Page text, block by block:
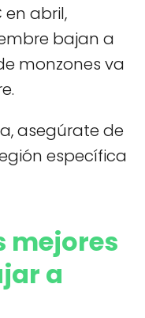
en abril,
bajan a
monzones va
asegúrate de
específica
mejores
a